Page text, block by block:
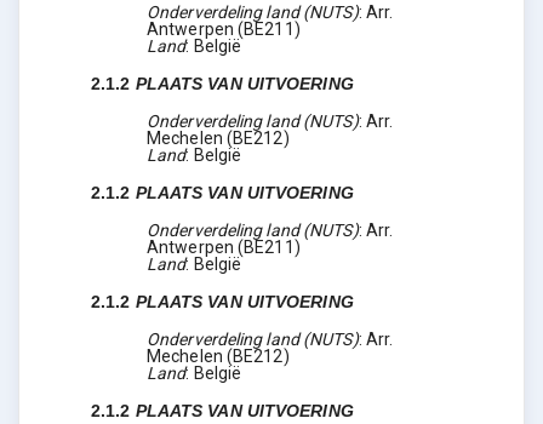
Onderverdeling land (NUTS): Arr.
Antwerpen (BE211)
Land: België
2.1.2 PLAATS VAN UITVOERING
Onderverdeling land (NUTS): Arr.
Mechelen (BE212)
Land: België
2.1.2 PLAATS VAN UITVOERING
Onderverdeling land (NUTS): Arr.
Antwerpen (BE211)
Land: België
2.1.2 PLAATS VAN UITVOERING
Onderverdeling land (NUTS): Arr.
Mechelen (BE212)
Land: België
2.1.2 PLAATS VAN UITVOERING